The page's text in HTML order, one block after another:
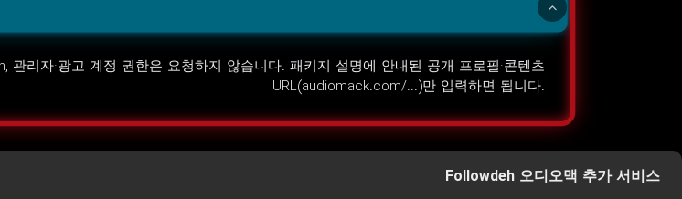
관리자·광고 계정 권한은 요청하지 않습니다. 패키지 설명에 안내된 공개 프로필·콘텐츠
URL(audiomack.com/...)만 입력하면 됩니다.
Followdeh 오디오맥 추가 서비스